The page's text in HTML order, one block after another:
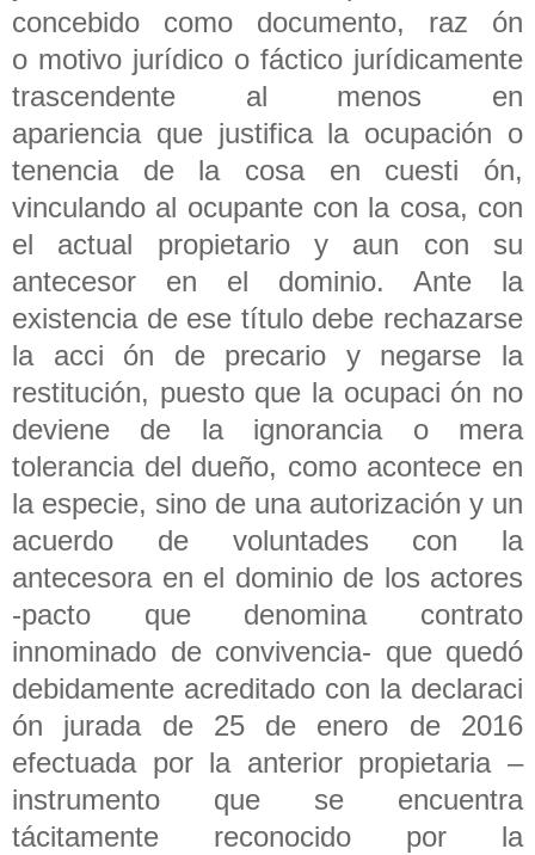
concebido como documento, raz ón
o motivo jurídico o fáctico jurídicamente
trascendente al menos en
apariencia que justifica la ocupación o
tenencia de la cosa en cuesti ón,
vinculando al ocupante con la cosa, con
el actual propietario y aun con su
antecesor en el dominio. Ante la
existencia de ese título debe rechazarse
la acci ón de precario y negarse la
restitución, puesto que la ocupaci ón no
deviene de la ignorancia o mera
tolerancia del dueño, como acontece en
la especie, sino de una autorización y un
acuerdo de voluntades con la
antecesora en el dominio de los actores
-pacto que denomina contrato
innominado de convivencia- que quedó
debidamente acreditado con la declaraci
ón jurada de 25 de enero de 2016
efectuada por la anterior propietaria –
instrumento que se encuentra
tácitamente reconocido por la